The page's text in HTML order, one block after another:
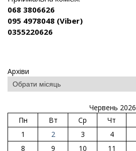
068 3806626
095 4978048 (Viber)
0355220626
Архіви
Червень 2026
Пн
Вт Ср Чт
1
2 3 4
8
9 10 11